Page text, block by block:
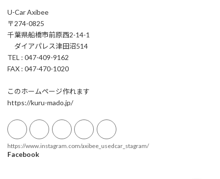
U-Car Axibee
〒274-0825
千葉県船橋市前原西2-14-1
ダイアパレス津田沼514
TEL : 047-409-9162
FAX : 047-470-1020
このホームページ作れます
https://kuru-mado.jp/
https://www.instagram.com/axibee_usedcar_stagram/
Facebook